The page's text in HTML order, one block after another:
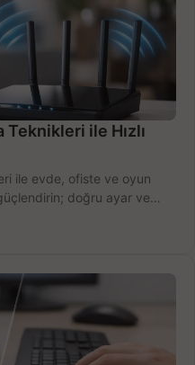
Teknikleri ile Hızlı
ile evde, ofiste ve oyun
doğru ayar ve